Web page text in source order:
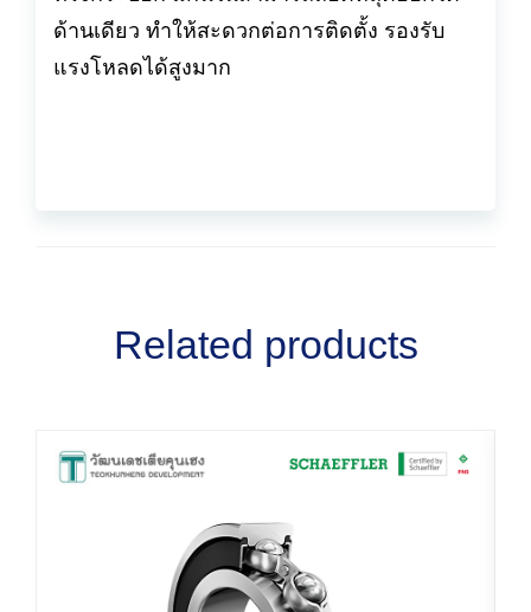
ด้านเดียว ทำให้สะดวกต่อการติดตั้ง รองรับ
แรงโหลดได้สูงมาก
Related products